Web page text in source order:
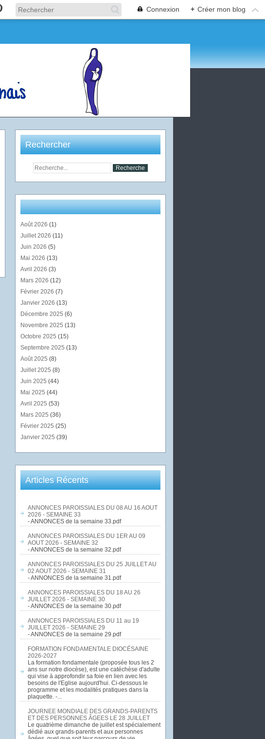
Connexion + Créer mon blog
Rechercher
Août 2026 (1)
Juillet 2026 (11)
Juin 2026 (5)
Mai 2026 (13)
Avril 2026 (3)
Mars 2026 (12)
Février 2026 (7)
Janvier 2026 (13)
Décembre 2025 (6)
Novembre 2025 (13)
Octobre 2025 (15)
Septembre 2025 (13)
Août 2025 (8)
Juillet 2025 (8)
Juin 2025 (44)
Mai 2025 (44)
Avril 2025 (53)
Mars 2025 (36)
Février 2025 (25)
Janvier 2025 (39)
Articles Récents
ANNONCES PAROISSIALES DU 08 AU 16 AOUT
2026 - SEMAINE 33
- ANNONCES de la semaine 33.pdf
ANNONCES PAROISSIALES DU 1ER AU 09
AOUT 2026 - SEMAINE 32
- ANNONCES de la semaine 32.pdf
ANNONCES PAROISSIALES DU 25 JUILLET AU
02 AOUT 2026 - SEMAINE 31
- ANNONCES de la semaine 31.pdf
ANNONCES PAROISSIALES DU 18 AU 26
JUILLET 2026 - SEMAINE 30
- ANNONCES de la semaine 30.pdf
ANNONCES PAROISSIALES DU 11 au 19
JUILLET 2026 - SEMAINE 29
- ANNONCES de la semaine 29.pdf
FORMATION FONDAMENTALE DIOCÉSAINE
2026-2027
La formation fondamentale (proposée tous les 2
ans sur notre diocèse), est une catéchèse d'adulte
qui vise à approfondir sa foie en lien avec les
besoins de l'Eglise aujourd'hui. Ci-dessous le
programme et les modalités pratiques dans la
plaquette. -...
JOURNEE MONDIALE DES GRANDS-PARENTS
ET DES PERSONNES ÂGEES LE 28 JUILLET
Le quatrième dimanche de juillet est spécialement
dédié aux grands-parents et aux personnes